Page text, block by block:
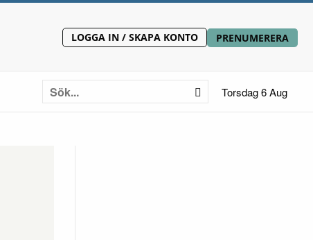
LOGGA IN / SKAPA KONTO PRENUMERERA
Torsdag 6 Aug